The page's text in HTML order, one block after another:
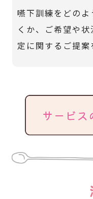
嚥下訓練をどの
くか、ご希望や
定に関するご提案